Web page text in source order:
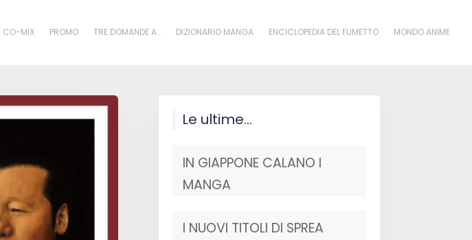
CO-MIX PROMO TRE DOMANDE A… DIZIONARIO MANGA ENCICLOPEDIA DEL FUMETTO MONDO ANIME
Le ultime…
IN GIAPPONE CALANO I
MANGA
I NUOVI TITOLI DI SPREA